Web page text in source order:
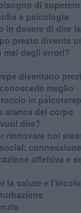
di
e psicologia
in dovere di dire
presto diventa
mai dagli errori?
diventano
meglio
in
stanca del corpo
dire?
rinnovare noi
affettiva e
la salute e